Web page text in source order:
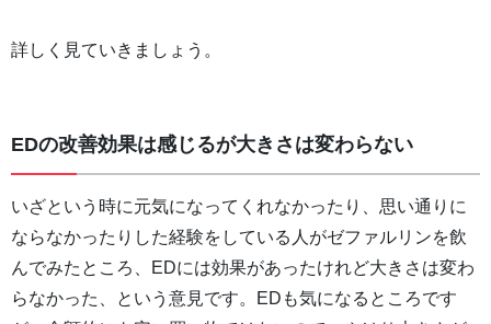
詳しく見ていきましょう。
EDの改善効果は感じるが大きさは変わらない
いざという時に元気になってくれなかったり、思い通りに
ならなかったりした経験をしている人がゼファルリンを飲
んでみたところ、EDには効果があったけれど大きさは変わ
らなかった、という意見です。EDも気になるところです